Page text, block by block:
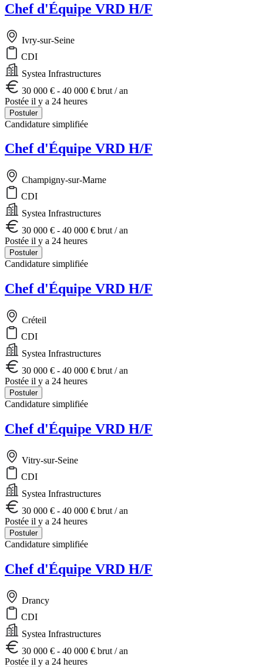
Chef d'Équipe VRD H/F
Ivry-sur-Seine
CDI
Systea Infrastructures
30 000 € - 40 000 € brut / an
Postée il y a 24 heures
Postuler
Candidature simplifiée
Chef d'Équipe VRD H/F
Champigny-sur-Marne
CDI
Systea Infrastructures
30 000 € - 40 000 € brut / an
Postée il y a 24 heures
Postuler
Candidature simplifiée
Chef d'Équipe VRD H/F
Créteil
CDI
Systea Infrastructures
30 000 € - 40 000 € brut / an
Postée il y a 24 heures
Postuler
Candidature simplifiée
Chef d'Équipe VRD H/F
Vitry-sur-Seine
CDI
Systea Infrastructures
30 000 € - 40 000 € brut / an
Postée il y a 24 heures
Postuler
Candidature simplifiée
Chef d'Équipe VRD H/F
Drancy
CDI
Systea Infrastructures
30 000 € - 40 000 € brut / an
Postée il y a 24 heures